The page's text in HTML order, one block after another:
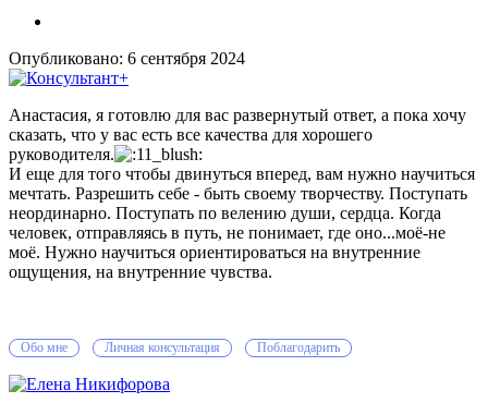
Опубликовано: 6 сентября 2024
Анастасия, я готовлю для вас развернутый ответ, а пока хочу
сказать, что у вас есть все качества для хорошего
руководителя.
И еще для того чтобы двинуться вперед, вам нужно научиться
мечтать. Разрешить себе - быть своему творчеству. Поступать
неординарно. Поступать по велению души, сердца. Когда
человек, отправляясь в путь, не понимает, где оно...моё-не
моё. Нужно научиться ориентироваться на внутренние
ощущения, на внутренние чувства.
Обо мне Личная консультация Поблагодарить